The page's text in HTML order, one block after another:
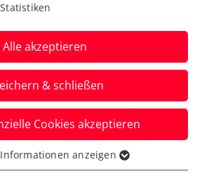
Bercy:
nützen ihre
Chance
Cup-Doppel meistert beim
Turnier in Paris die
Wachta, 01.11.2023
Statistiken
Alle akzeptieren
& schließen
Cookies akzeptieren
werden für grundlegende
anzeigen